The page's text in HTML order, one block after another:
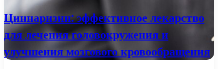
Циннаризин: эффективное лекарство
для лечения головокружения и
улучшения мозгового кровообращения